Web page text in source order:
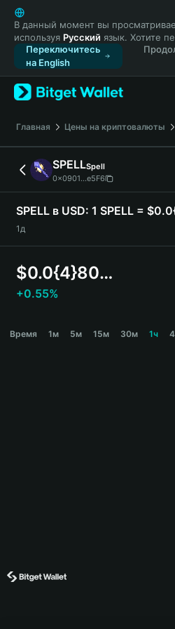
English
日本語
Tiếng Việt
Русский
Español (Latinoamérica)
Türkçe
Français
Deutsch
简体中文
繁體中文
Português (Portugal)
Bahasa Indonesia
ภาษาไทย
हिन्दी
Español
Português (Brasil)
В данный момент вы
используя Русский язык. Хотите
Переключитесь
на English
Главная Цены на криптовалюты
SPELLSpell
0x0901...e5F6
SPELL в USD: 1 SPELL =
1д
$0.0{4}8006
+0.55%
Время 1м 5м 15м 30м 1ч